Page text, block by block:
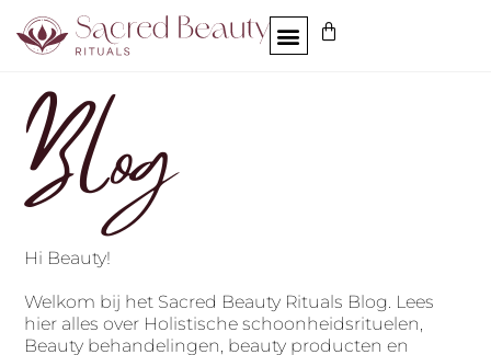
Blog
Hi Beauty!
Welkom bij het Sacred Beauty Rituals Blog. Lees
hier alles over Holistische schoonheidsrituelen,
Beauty behandelingen, beauty producten en